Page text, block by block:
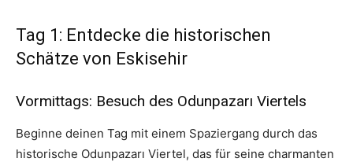
Tag 1: Entdecke die historischen
Schätze von Eskisehir
Vormittags: Besuch des Odunpazarı Viertels
Beginne deinen Tag mit einem Spaziergang durch das
historische Odunpazarı Viertel, das für seine charmanten